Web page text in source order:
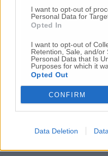
I want to opt-out of
Personal Data for
Opted In
I want to opt-out of
Retention, Sale, and/or
Personal Data that Is
Purposes for which it
Opted Out
CONFIRM
Data Deletion
Vai
Commenti
Nessun commento